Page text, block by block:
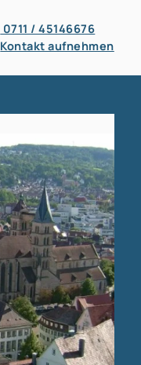
0711 / 45146676
Kontakt aufnehmen